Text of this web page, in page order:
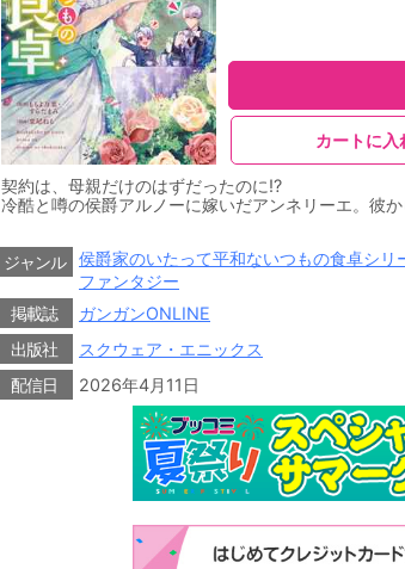
カートに入
契約は、母親だけのはずだったのに!?
冷酷と噂の侯爵アルノーに嫁いだアンネリーエ。彼
た！しかしなぜかアンネリーエはサラダを作るため
き、さらには料理を作るためとウサギ肉を求めて狩
ズレた令嬢と堅物侯爵のドタバタ新婚生活、笑いと
(C)2026 Mayo Momoyo┴(C)2026 Mami
ジャンル
侯爵家のいたって平和ないつもの食卓シリ
ファンタジー
掲載誌
ガンガンONLINE
出版社
スクウェア・エニックス
配信日
2026年4月11日